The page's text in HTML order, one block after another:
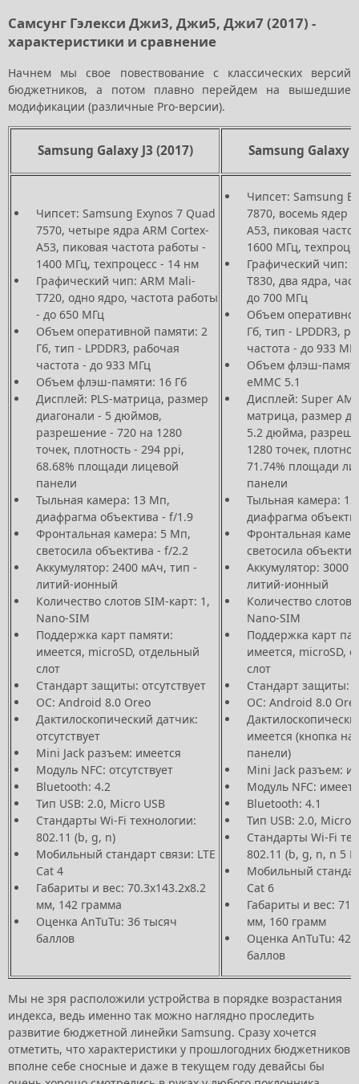
Самсунг Гэлекси Джи3, Джи5, Джи7 (2017) -
характеристики и сравнение
Начнем мы свое повествование с классических версий
бюджетников, а потом плавно перейдем на вышедшие
модификации (различные Pro-версии).
Samsung Galaxy J3 (2017) Samsung Galaxy
Чипсет: Samsung Exynos 7 Quad
7570, четыре ядра ARM Cortex-
A53, пиковая частота работы -
1400 МГц, техпроцесс - 14 нм
Графический чип: ARM Mali-
T720, одно ядро, частота работы
- до 650 МГц
Объем оперативной памяти: 2
Гб, тип - LPDDR3, рабочая
частота - до 933 МГц
Объем флэш-памяти: 16 Гб
Дисплей: PLS-матрица, размер
диагонали - 5 дюймов,
разрешение - 720 на 1280
точек, плотность - 294 ppi,
68.68% площади лицевой
панели
Тыльная камера: 13 Мп,
диафрагма объектива - f/1.9
Фронтальная камера: 5 Мп,
светосила объектива - f/2.2
Аккумулятор: 2400 мАч, тип -
литий-ионный
Количество слотов SIM-карт: 1,
Nano-SIM
Поддержка карт памяти:
имеется, microSD, отдельный
слот
Стандарт защиты: отсутствует
ОС: Android 8.0 Oreo
Дактилоскопический датчик:
отсутствует
Mini Jack разъем: имеется
Модуль NFC: отсутствует
Bluetooth: 4.2
Тип USB: 2.0, Micro USB
Стандарты Wi-Fi технологии:
802.11 (b, g, n)
Мобильный стандарт связи: LTE
Cat 4
Габариты и вес: 70.3х143.2х8.2
мм, 142 грамма
Оценка AnTuTu: 36 тысяч
баллов
Чипсет: Samsung
7870, восемь ядер
A53, пиковая
1600 МГц,
Графический чип:
T830, два ядра,
до 700 МГц
Объем
Гб, тип - LPDDR3,
частота - до 933
Объем флэш-
eMMC 5.1
Дисплей: Super
матрица, размер
5.2 дюйма,
1280 точек,
71.74% площади
панели
Тыльная камера:
диафрагма
Фронтальная
светосила
Аккумулятор: 3000
литий-ионный
Количество слотов
Nano-SIM
Поддержка карт
имеется, microSD,
слот
Стандарт защиты:
ОС: Android 8.0
имеется (кнопка
панели)
Mini Jack разъем:
Модуль NFC:
Bluetooth: 4.1
Тип USB: 2.0, Micro
Стандарты Wi-Fi
802.11 (b, g, n, n 5
Мобильный
Cat 6
Габариты и вес:
мм, 160 грамм
Оценка AnTuTu: 42
баллов
Мы не зря расположили устройства в порядке возрастания
индекса, ведь именно так можно наглядно проследить
развитие бюджетной линейки Samsung. Сразу хочется
отметить, что характеристики у прошлогодних бюджетников
вполне себе сносные и даже в текущем году девайсы бы